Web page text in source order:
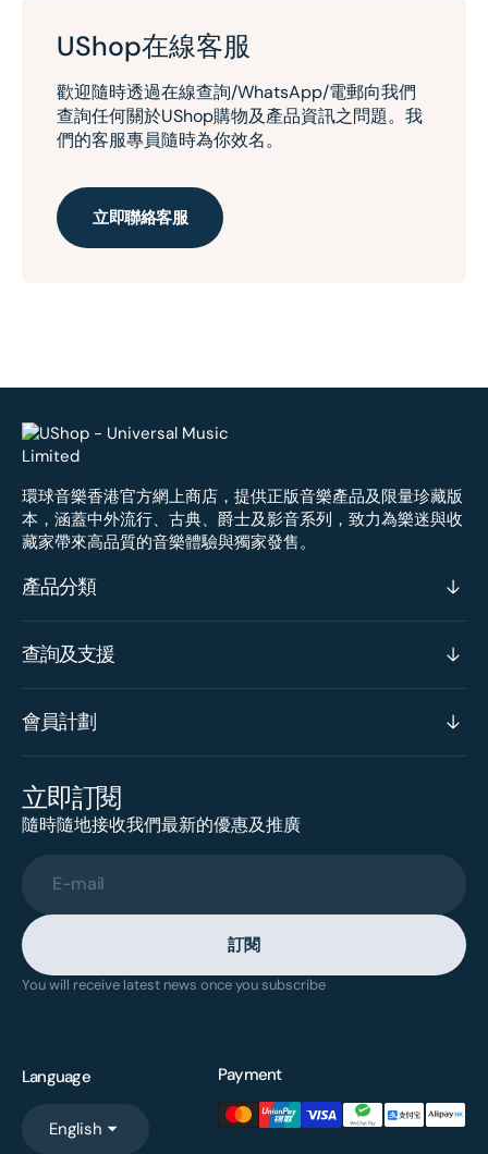
UShop在線客服
歡迎隨時透過在線查詢/WhatsApp/電郵向我們
查詢任何關於UShop購物及產品資訊之問題。我
們的客服專員隨時為你效名。
立即聯絡客服
環球音樂香港官方網上商店，提供正版音樂產品及限量珍藏版
本，涵蓋中外流行、古典、爵士及影音系列，致力為樂迷與收
藏家帶來高品質的音樂體驗與獨家發售。
產品分類
查詢及支援
會員計劃
立即訂閱
隨時隨地接收我們最新的優惠及推廣
E-mail
訂閱
You will receive latest news once you subscribe
Language
English
Payment